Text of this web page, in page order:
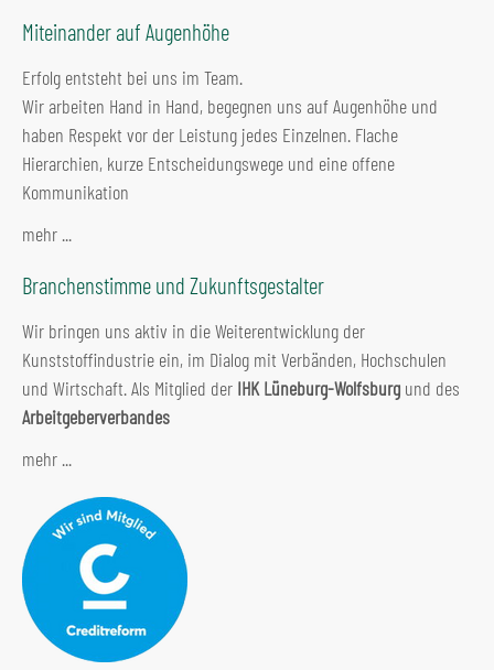
Miteinander auf Augenhöhe
Erfolg entsteht bei uns im Team.
Wir arbeiten Hand in Hand, begegnen uns auf Augenhöhe und
haben Respekt vor der Leistung jedes Einzelnen. Flache
Hierarchien, kurze Entscheidungswege und eine offene
Kommunikation
mehr ...
Branchenstimme und Zukunftsgestalter
Wir bringen uns aktiv in die Weiterentwicklung der
Kunststoffindustrie ein, im Dialog mit Verbänden, Hochschulen
und Wirtschaft. Als Mitglied der IHK Lüneburg-Wolfsburg und des
Arbeitgeberverbandes
mehr ...